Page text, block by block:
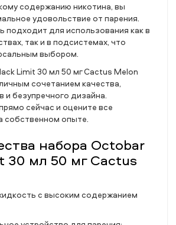
содержанию никотина, вы
удовольствие от парения.
подходит для использования как в
так и в подсистемах, что
выбором.
Limit 30 мл 50 мг Cactus Melon
сочетанием качества,
и безупречного дизайна.
сейчас и оцените все
собственном опыте.
набора Octobar
30 мл 50 мг Cactus
с высоким содержанием